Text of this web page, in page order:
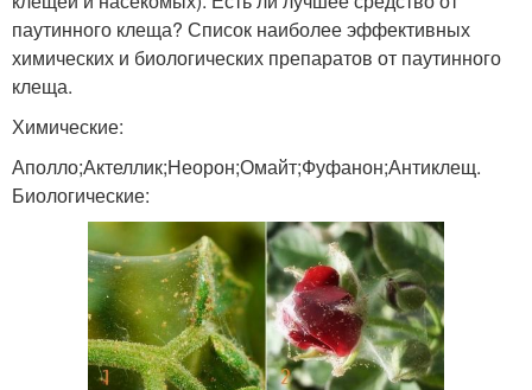
паутинного клеща? Список наиболее эффективных
химических и биологических препаратов от паутинного
клеща.
Химические:
Аполло;Актеллик;Неорон;Омайт;Фуфанон;Антиклещ.
Биологические: